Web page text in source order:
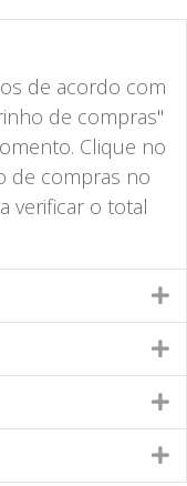
de acordo com
de compras"
Clique no
de compras no
verificar o total